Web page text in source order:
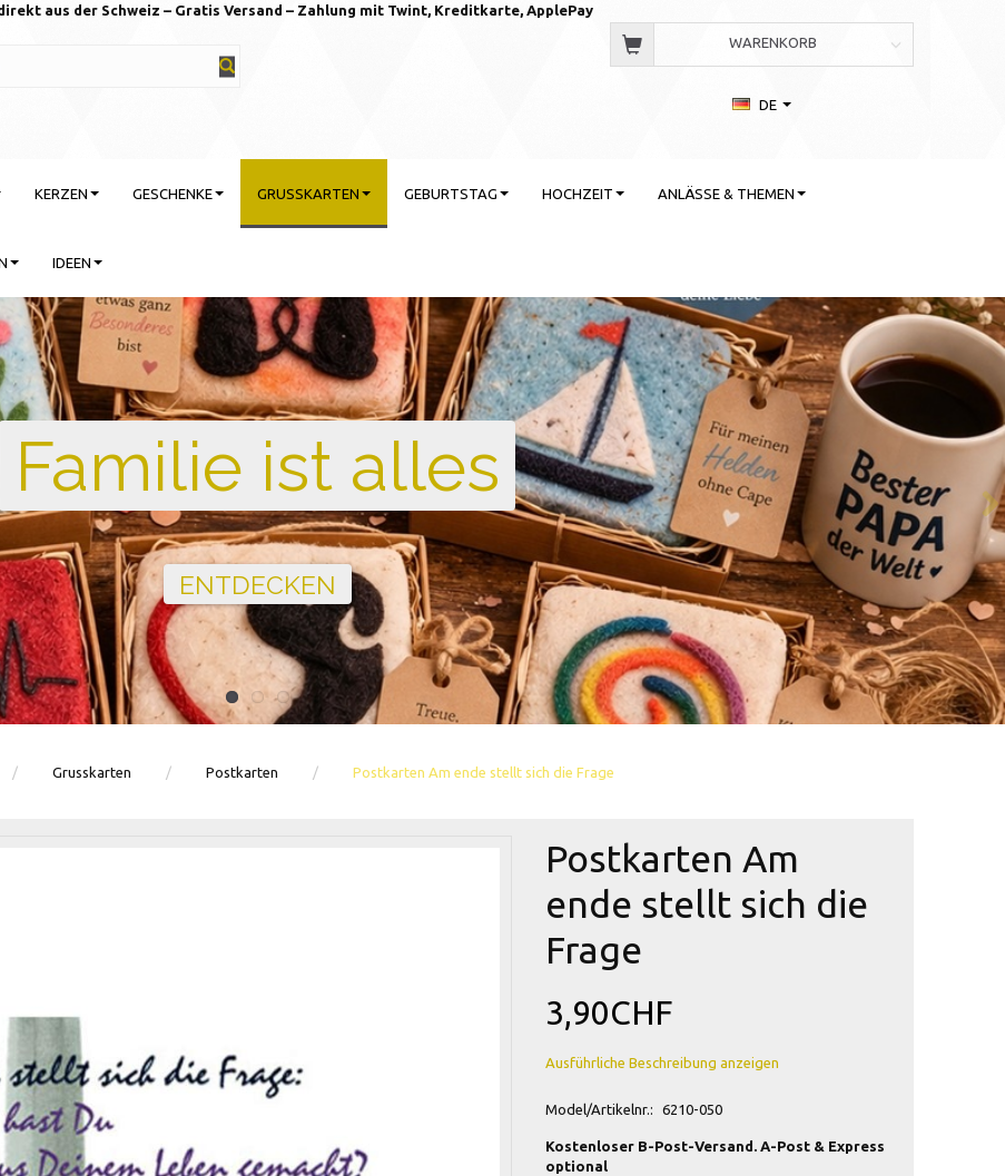
aus der Schweiz – Gratis Versand – Zahlung mit Twint, Kreditkarte, ApplePay
WARENKORB
DE
KERZEN GESCHENKE GRUSSKARTEN GEBURTSTAG HOCHZEIT ANLÄSSE & THEMEN
IDEEN
feiern mit Stil
Ballons · Tischdeko · Karten · Zahlen
GEBURTSTAGSDEKO ENTDECKEN
Grusskarten Postkarten Postkarten Am ende stellt sich die Frage
Postkarten Am
ende stellt sich die
Frage
3,90CHF
Ausführliche Beschreibung anzeigen
Model/Artikelnr.: 6210-050
Kostenloser B-Post-Versand. A-Post & Express
optional